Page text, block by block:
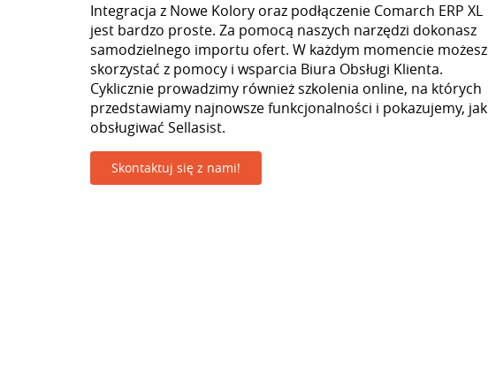
Integracja z Nowe Kolory oraz podłączenie Comarch ERP XL
jest bardzo proste. Za pomocą naszych narzędzi dokonasz
samodzielnego importu ofert. W każdym momencie możesz
skorzystać z pomocy i wsparcia Biura Obsługi Klienta.
Cyklicznie prowadzimy również szkolenia online, na których
przedstawiamy najnowsze funkcjonalności i pokazujemy, jak
obsługiwać Sellasist.
Skontaktuj się z nami!